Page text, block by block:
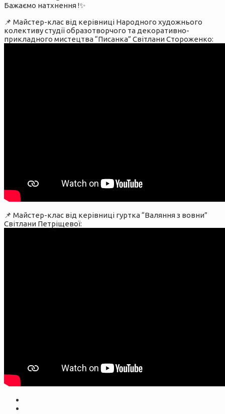
Бажаємо натхнення !✨
📌 Майстер-клас від керівниці Народного художнього
колективу студії образотворчого та декоративно-
прикладного мистецтва “Писанка” Світлани Стороженко:
📌 Майстер-клас від керівниці гуртка “Валяння з вовни”
Світлани Петріщевої: